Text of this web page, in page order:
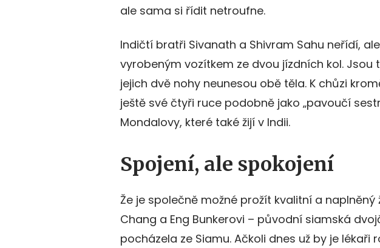
ale sama si řídit netroufne.
Indičtí bratři Sivanath a Shivram Sahu neřídí,
vyrobeným vozítkem ze dvou jízdních kol. Jsou
jejich dvě nohy neunesou obě těla. K chůzi
ještě své čtyři ruce podobně jako „pavoučí
Mondalovy, které také žijí v Indii.
Spojení, ale spokojení
Že je společně možné prožít kvalitní a naplněný
Chang a Eng Bunkerovi – původní siamská
pocházela ze Siamu. Ačkoli dnes už by je lékaři